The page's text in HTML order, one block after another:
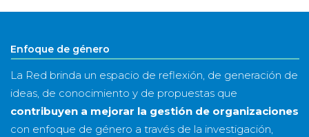
año
Enfoque de género
La Red brinda un espacio de reflexión, de generación de
ideas, de conocimiento y de propuestas que
contribuyen a mejorar la gestión de organizaciones
con enfoque de género a través de la investigación,